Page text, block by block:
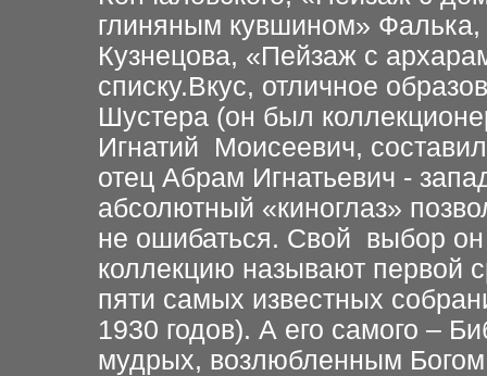
глиняным кувшином»
Кузнецова, «Пейзаж с
списку.Вкус, отличное
Шустера (он был
Игнатий Моисеевич,
отец Абрам Игнатьевич -
абсолютный «киноглаз»
не ошибаться. Свой выбор он
коллекцию называют первой
пяти самых известных
1930 годов). А его самого –
мудрых, возлюбленным